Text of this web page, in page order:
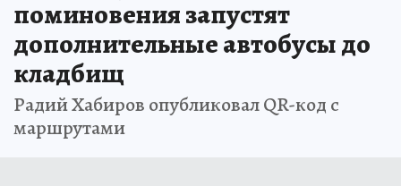
поминовения запустят
дополнительные автобусы до
кладбищ
Радий Хабиров опубликовал QR-код с
маршрутами